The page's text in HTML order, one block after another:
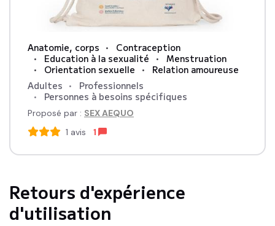
Anatomie, corps
Contraception
Education à la sexualité
Menstruation
Orientation sexuelle
Relation amoureuse
Adultes
Professionnels
Personnes à besoins spécifiques
Proposé par : SEX AEQUO
1 avis 1
Retours d'expérience
d'utilisation